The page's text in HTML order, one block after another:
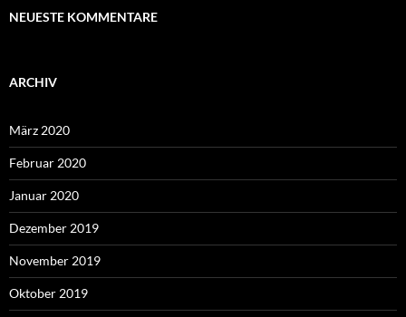
NEUESTE KOMMENTARE
ARCHIV
März 2020
Februar 2020
Januar 2020
Dezember 2019
November 2019
Oktober 2019